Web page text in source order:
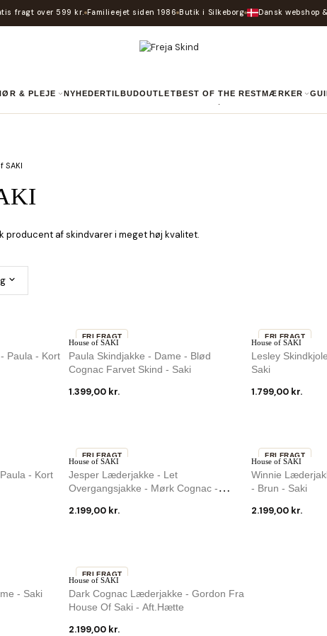
fragt over 599 kr. Familieejet siden 1986 Butik i Silkeborg Dansk webshop
& PLEJE NYHEDER TILBUD OUTLET BEST OF THE REST MÆRKER
SAKI
producent af skindvarer i meget høj kvalitet.
Paula - Kort
House of SAKI
Paula Skindjakke - Dame - Blød
Cognac Farvet Skind - Saki
1.399,00 kr.
FRI FRAGT
House of SAKI
Lesley
Saki
1.799,00 kr.
FRI FRAGT
- Kort
House of SAKI
Jesper Læderjakke - Let
Overgangsjakke - Mørk Cognac -
2.199,00 kr.
FRI FRAGT
House of SAKI
Winnie
- Brun - Saki
2.199,00 kr.
FRI FRAGT
- Saki
House of SAKI
Dark Cognac Læderjakke - Gordon Fra
House Of Saki - Aft.hætte
2.199,00 kr.
FRI FRAGT